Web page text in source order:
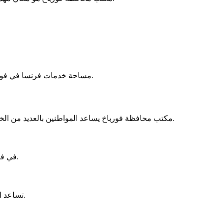
مساحة خدمات فرنسا في فورباخ مفيدة جدًا. تقدم مكانًا للقيام بالعديد من الإجراءات في مكان واحد. إنها مساعدة قيمة تقدمها المحافظة.
مكتب محافظة فورباخ يساعد المواطنين بالعديد من الخدمات العامة. هناك مساعدة للأوراق، أجهزة الكمبيوتر، وأكثر من ذلك بكثير. الفرق موجودة لمساعدة الجميع.
في فورباخ، تستقبل مستشارتان الناس. يساعدن في الأوراق المهمة، مثل إقرار الدخل، بالإضافة إلى أوراق الهوية.
تساعد المستشارات أيضًا على الإنترنت. يوضحن كيفية إنشاء بريد إلكتروني، طباعة الملفات، أو زيارة المواقع العامة.